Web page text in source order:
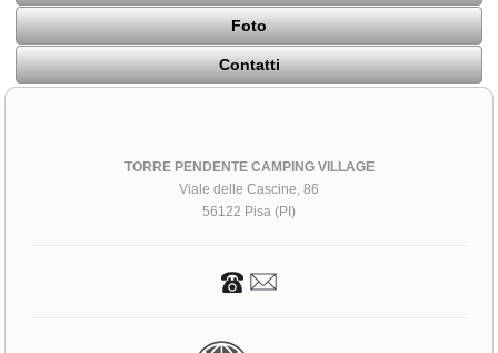
Foto
Contatti
TORRE PENDENTE CAMPING VILLAGE
Viale delle Cascine, 86
56122 Pisa (PI)